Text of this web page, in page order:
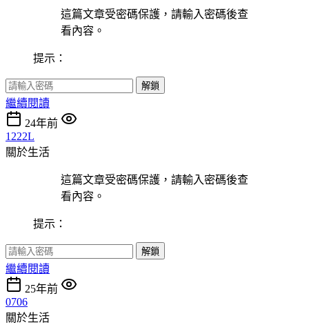
這篇文章受密碼保護，請輸入密碼後查
看內容。
提示：
解鎖
繼續閱讀
24年前
1222L
關於生活
這篇文章受密碼保護，請輸入密碼後查
看內容。
提示：
解鎖
繼續閱讀
25年前
0706
關於生活